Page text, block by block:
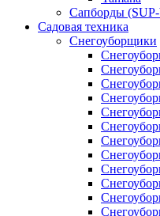
Сапборды
Садовая техника
Снегоуборщики